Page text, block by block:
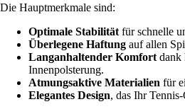
Die Hauptmerkmale sind:
Optimale Stabilität für schnelle
Überlegene Haftung auf allen
Langanhaltender Komfort dank
Innenpolsterung.
Atmungsaktive Materialien für
Elegantes Design, das Ihr